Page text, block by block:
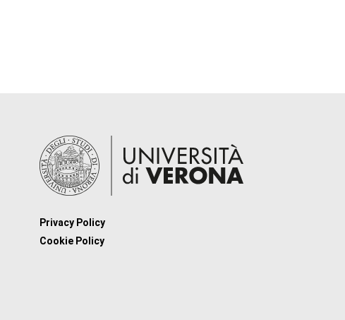
Privacy Policy
Cookie Policy